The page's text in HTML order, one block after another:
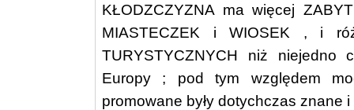
KŁODZCZYZNA ma więcej
MIASTECZEK i WIOSEK , i
TURYSTYCZNYCH niż niejedno
Europy ; pod tym względem
promowane były dotychczas znane